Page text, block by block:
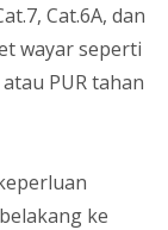
Cat.6A, dan
wayar seperti
PUR tahan
ke